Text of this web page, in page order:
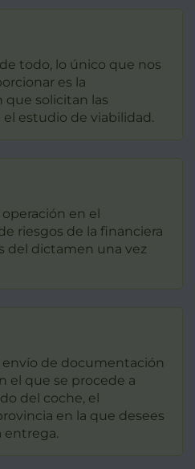
todo, lo único que nos
es la
solicitan las
el estudio de viabilidad.
en el
riesgos de la financiera
del dictamen una vez
envío de documentación
el que se procede a
del coche, el
en la que desees
entrega.